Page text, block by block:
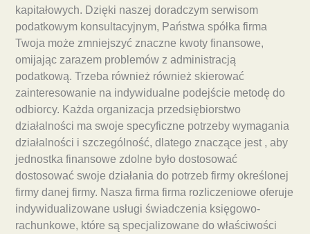
kapitałowych. Dzięki naszej doradczym serwisom
podatkowym konsultacyjnym, Państwa spółka firma
Twoja może zmniejszyć znaczne kwoty finansowe,
omijając zarazem problemów z administracją
podatkową. Trzeba również również skierować
zainteresowanie na indywidualne podejście metodę do
odbiorcy. Każda organizacja przedsiębiorstwo
działalności ma swoje specyficzne potrzeby wymagania
działalności i szczególność, dlatego znaczące jest , aby
jednostka finansowe zdolne było dostosować
dostosować swoje działania do potrzeb firmy określonej
firmy danej firmy. Nasza firma firma rozliczeniowe oferuje
indywidualizowane usługi świadczenia księgowo-
rachunkowe, które są specjalizowane do właściwości